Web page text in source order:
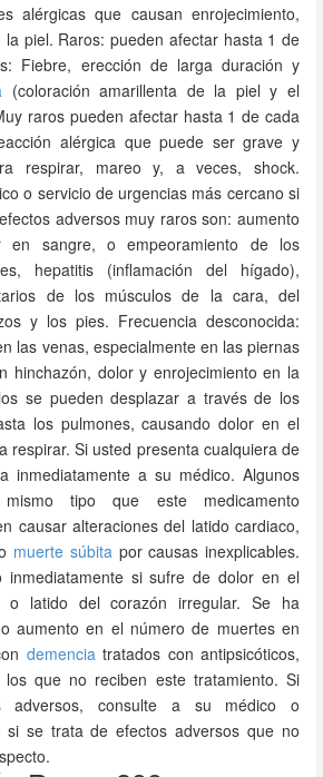
alérgicas que causan enrojecimiento,
piel. Raros: pueden afectar hasta 1 de
Fiebre, erección de larga duración y
(coloración amarillenta de la piel y el
raros pueden afectar hasta 1 de cada
alérgica que puede ser grave y
respirar, mareo y, a veces, shock.
o servicio de urgencias más cercano si
adversos muy raros son: aumento
en sangre, o empeoramiento de los
hepatitis (inflamación del hígado),
de los músculos de la cara, del
y los pies. Frecuencia desconocida:
las venas, especialmente en las piernas
hinchazón, dolor y enrojecimiento en la
se pueden desplazar a través de los
los pulmones, causando dolor en el
respirar. Si usted presenta cualquiera de
inmediatamente a su médico. Algunos
mismo tipo que este medicamento
causar alteraciones del latido cardiaco,
muerte súbitapor causas inexplicables.
inmediatamente si sufre de dolor en el
o latido del corazón irregular. Se ha
aumento en el número de muertes en
demenciatratados con antipsicóticos,
que no reciben este tratamiento. Si
adversos, consulte a su médico o
si se trata de efectos adversos que no